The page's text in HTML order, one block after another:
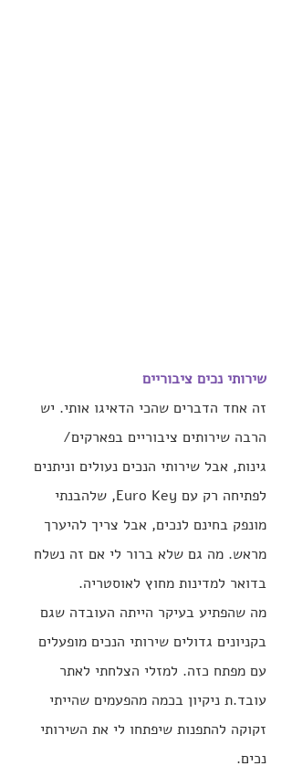
שירותי נכים ציבוריים
זה אחד הדברים שהכי הדאיגו אותי. יש
הרבה שירותים ציבוריים בפארקים/
גינות, אבל שירותי הנכים נעולים וניתנים
לפתיחה רק עם Euro Key, שלהבנתי
מונפק בחינם לנכים, אבל צריך להיערך
מראש. מה גם שלא ברור לי אם זה נשלח
בדואר למדינות מחוץ לאוסטריה.
מה שהפתיע בעיקר הייתה העובדה שגם
בקניונים גדולים שירותי הנכים מופעלים
עם מפתח כזה. למזלי הצלחתי לאתר
עובד.ת ניקיון בכמה מהפעמים שהייתי
זקוקה להתפנות שיפתחו לי את השירותי
נכים.